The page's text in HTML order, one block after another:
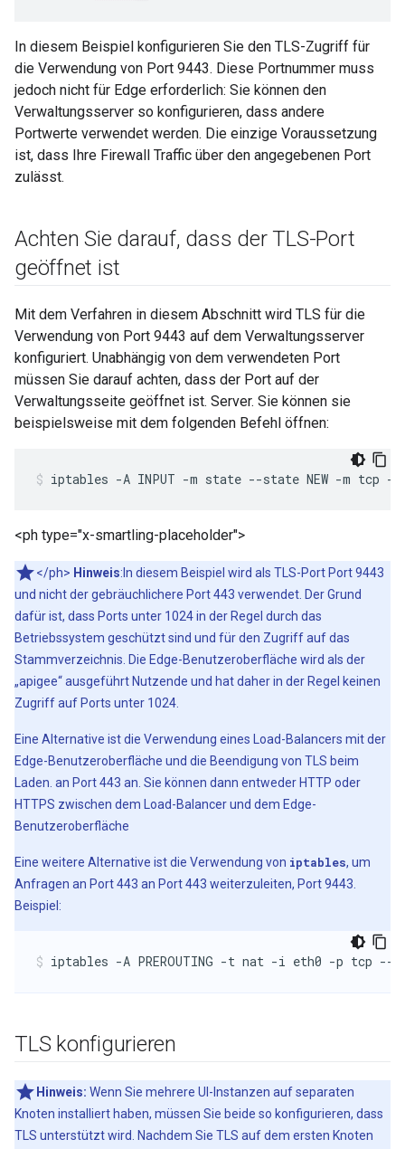
In diesem Beispiel konfigurieren Sie den TLS-Zugriff für
die Verwendung von Port 9443. Diese Portnummer muss
jedoch nicht für Edge erforderlich: Sie können den
Verwaltungsserver so konfigurieren, dass andere
Portwerte verwendet werden. Die einzige Voraussetzung
ist, dass Ihre Firewall Traffic über den angegebenen Port
zulässt.
Achten Sie darauf, dass der TLS-Port
geöffnet ist
Mit dem Verfahren in diesem Abschnitt wird TLS für die
Verwendung von Port 9443 auf dem Verwaltungsserver
konfiguriert. Unabhängig von dem verwendeten Port
müssen Sie darauf achten, dass der Port auf der
Verwaltungsseite geöffnet ist. Server. Sie können sie
beispielsweise mit dem folgenden Befehl öffnen:
iptables -A INPUT -m state --state NEW -m tcp -
<ph type="x-smartling-placeholder">
</ph> Hinweis:In diesem Beispiel wird als TLS-Port Port 9443
und nicht der gebräuchlichere Port 443 verwendet. Der Grund
dafür ist, dass Ports unter 1024 in der Regel durch das
Betriebssystem geschützt sind und für den Zugriff auf das
Stammverzeichnis. Die Edge-Benutzeroberfläche wird als der
„apigee“ ausgeführt Nutzende und hat daher in der Regel keinen
Zugriff auf Ports unter 1024.
Eine Alternative ist die Verwendung eines Load-Balancers mit der
Edge-Benutzeroberfläche und die Beendigung von TLS beim
Laden. an Port 443 an. Sie können dann entweder HTTP oder
HTTPS zwischen dem Load-Balancer und dem Edge-
Benutzeroberfläche
Eine weitere Alternative ist die Verwendung von iptables, um
Anfragen an Port 443 an Port 443 weiterzuleiten, Port 9443.
Beispiel:
iptables -A PREROUTING -t nat -i eth0 -p tcp --
TLS konfigurieren
Hinweis: Wenn Sie mehrere UI-Instanzen auf separaten
Knoten installiert haben, müssen Sie beide so konfigurieren, dass
TLS unterstützt wird. Nachdem Sie TLS auf dem ersten Knoten